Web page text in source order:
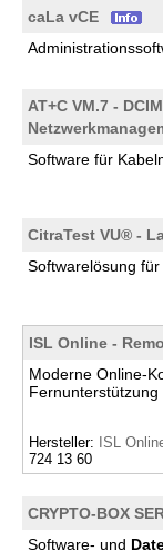
caLa vCE
AT+C VM.7 -
Software für
CitraTest VU® -
Softwarelösung
ISL Online -
Moderne Online-
Hersteller: ISL
724 13 60
CRYPTO-BOX
Software- und